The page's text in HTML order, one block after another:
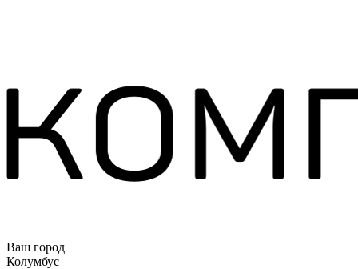
Ваш город
Колумбус